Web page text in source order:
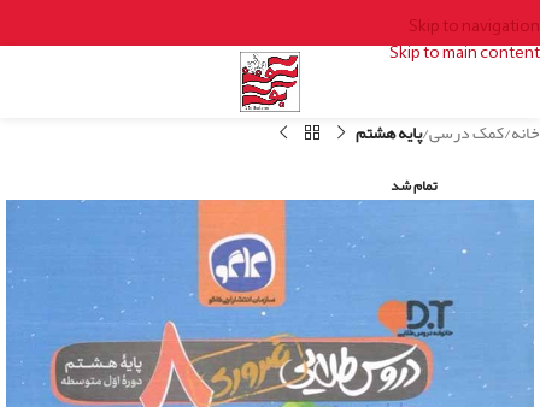
Skip to navigation
Skip to main content
خانه کمک درسی پایه هشتم
تمام شد